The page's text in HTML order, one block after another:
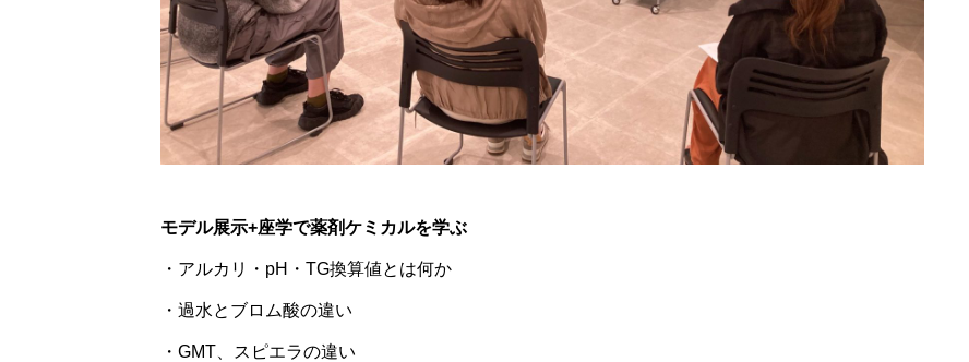
モデル展示+座学で薬剤ケミカルを学ぶ
・アルカリ・pH・TG換算値とは何か
・過水とブロム酸の違い
・GMT、スピエラの違い